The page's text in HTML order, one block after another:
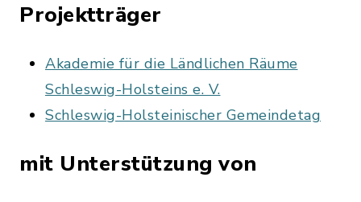
Projektträger
Akademie für die Ländlichen Räume
Schleswig-Holsteins e. V.
Schleswig-Holsteinischer Gemeindetag
mit Unterstützung von